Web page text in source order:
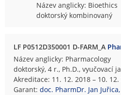
Název anglicky: Bioethics
doktorský kombinovaný
LF P0512D350001 D-FARM_A
Název anglicky: Pharmacology
doktorský, 4 r., Ph.D., vyučovací
Akreditace: 11. 12. 2018 – 10. 12.
Garant:doc. PharmDr. Jan